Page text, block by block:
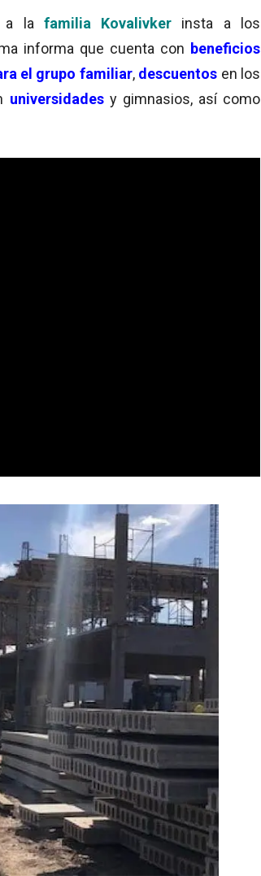
a la familia Kovalivker insta a los
informa que cuenta con beneficios
el grupo familiar, descuentos en los
universidades y gimnasios, así como